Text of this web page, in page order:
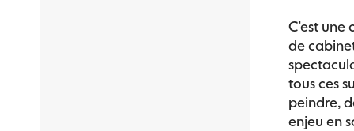
C’est
de
tous ces
peindre,
enjeu en